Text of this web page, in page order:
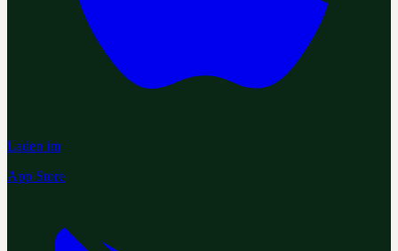
Laden im
App Store